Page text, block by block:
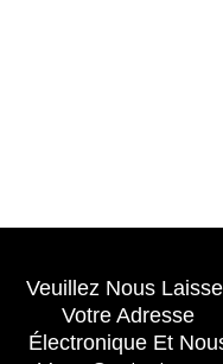
Veuillez Nous
Votre Adresse
Électronique Et